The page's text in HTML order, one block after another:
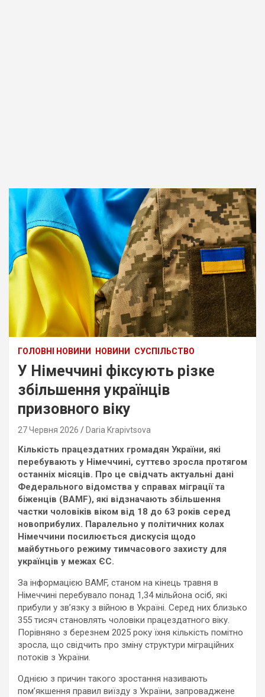
ГОЛОВНІ НОВИНИ НОВИНИ СУСПІЛЬСТВО
У Німеччині фіксують різке
збільшення українців
призовного віку
27 Червня 2026 Daria Krapivtsova
Кількість працездатних громадян України, які
перебувають у Німеччині, суттєво зросла протягом
останніх місяців. Про це свідчать актуальні дані
Федерального відомства у справах міграції та
біженців (BAMF), які відзначають збільшення
частки чоловіків віком від 18 до 63 років серед
новоприбулих. Паралельно у політичних колах
Німеччини посилюється дискусія щодо
майбутнього режиму тимчасового захисту для
українців у межах ЄС.
За інформацією BAMF, станом на кінець травня в
Німеччині перебувало понад 1,34 мільйона осіб, які
прибули у зв’язку з війною в Україні. Серед них близько
355 тисяч становлять чоловіки працездатного віку.
Порівняно з березнем 2025 року їхня кількість помітно
зросла, що свідчить про зміну структури міграційних
потоків з України.
Однією з причин такого зростання називають
пом’якшення правил виїзду з України, запроваджене